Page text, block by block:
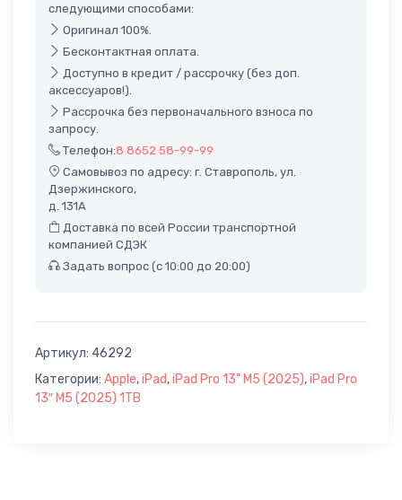
следующими способами:
Оригинал 100%.
Бесконтактная оплата.
Доступно в кредит / рассрочку (без доп.
аксессуаров!).
Рассрочка без первоначального взноса по
запросу.
Телефон:8 8652 58-99-99
Самовывоз по адресу: г. Ставрополь, ул.
Дзержинского,
д. 131А
Доставка по всей России транспортной
компанией СДЭК
Задать вопрос (с 10:00 до 20:00)
Артикул: 46292
Категории: Apple,iPad,iPad Pro 13" M5 (2025),iPad Pro
13″ M5 (2025) 1TB